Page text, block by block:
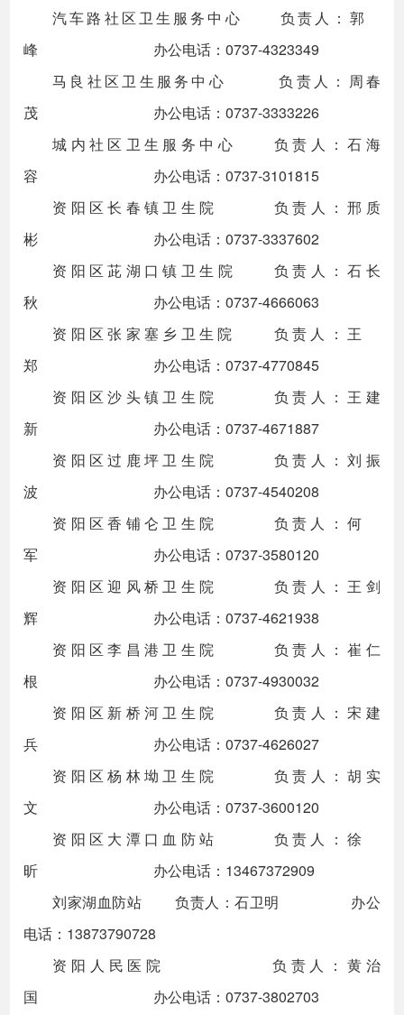
汽车路社区卫生服务中心 负责人：郭
峰 办公电话：0737-4323349
马良社区卫生服务中心 负责人：周春
茂 办公电话：0737-3333226
城内社区卫生服务中心 负责人：石海
容 办公电话：0737-3101815
资阳区长春镇卫生院 负责人：邢质
彬 办公电话：0737-3337602
资阳区茈湖口镇卫生院 负责人：石长
秋 办公电话：0737-4666063
资阳区张家塞乡卫生院 负责人：王
郑 办公电话：0737-4770845
资阳区沙头镇卫生院 负责人：王建
新 办公电话：0737-4671887
资阳区过鹿坪卫生院 负责人：刘振
波 办公电话：0737-4540208
资阳区香铺仑卫生院 负责人：何
军 办公电话：0737-3580120
资阳区迎风桥卫生院 负责人：王剑
辉 办公电话：0737-4621938
资阳区李昌港卫生院 负责人：崔仁
根 办公电话：0737-4930032
资阳区新桥河卫生院 负责人：宋建
兵 办公电话：0737-4626027
资阳区杨林坳卫生院 负责人：胡实
文 办公电话：0737-3600120
资阳区大潭口血防站 负责人：徐
昕 办公电话：13467372909
刘家湖血防站 负责人：石卫明 办公
电话：13873790728
资阳人民医院 负责人：黄治
国 办公电话：0737-3802703